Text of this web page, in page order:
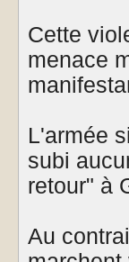
Cette
menace
L'armée
subi
retour" à
Au